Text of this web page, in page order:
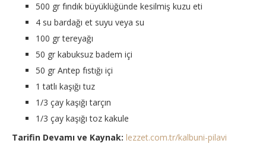
500 gr fındık büyüklüğünde kesilmiş kuzu eti
4 su bardağı et suyu veya su
100 gr tereyağı
50 gr kabuksuz badem içi
50 gr Antep fıstığı içi
1 tatlı kaşığı tuz
1/3 çay kaşığı tarçın
1/3 çay kaşığı toz kakule
Tarifin Devamı ve Kaynak: lezzet.com.tr/kalbuni-pilavi